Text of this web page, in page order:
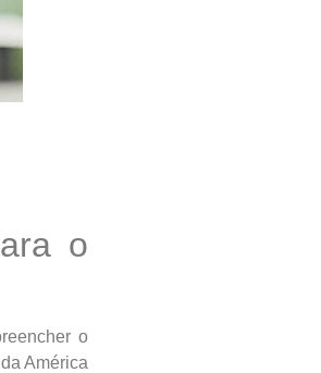
o
o
América